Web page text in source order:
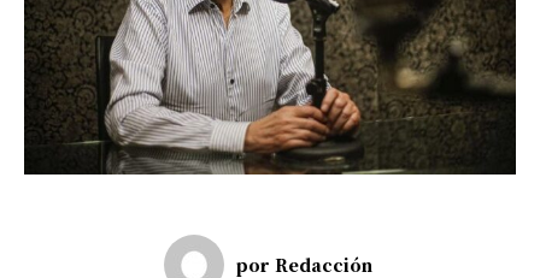
por Redacción